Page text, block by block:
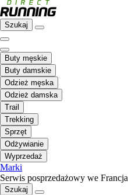
Szukaj
Buty męskie
Buty damskie
Odzież męska
Odzież damska
Trail
Trekking
Sprzęt
Odżywianie
Wyprzedaż
Marki
Serwis posprzedażowy we Francja
Szukaj